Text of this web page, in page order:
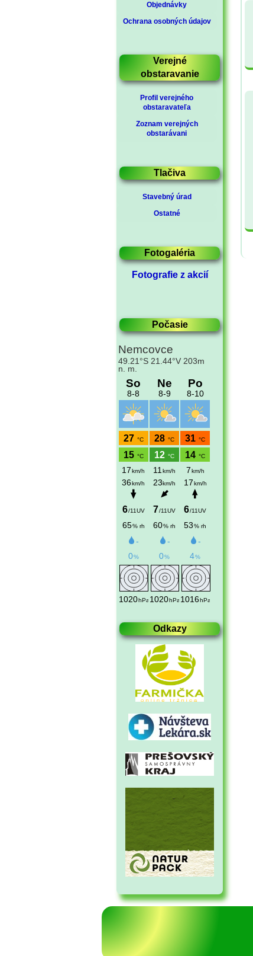
Objednávky
Ochrana osobných údajov
Verejné
obstaravanie
Profil verejného
obstaravateľa
Zoznam verejných
obstarávani
Tlačiva
Stavebný úrad
Ostatné
Fotogaléria
Fotografie z akcií
Počasie
Odkazy